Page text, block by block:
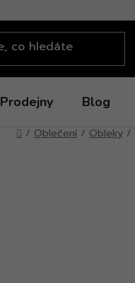
Prodejny Blog
Domů
/ Oblečení / Obleky /